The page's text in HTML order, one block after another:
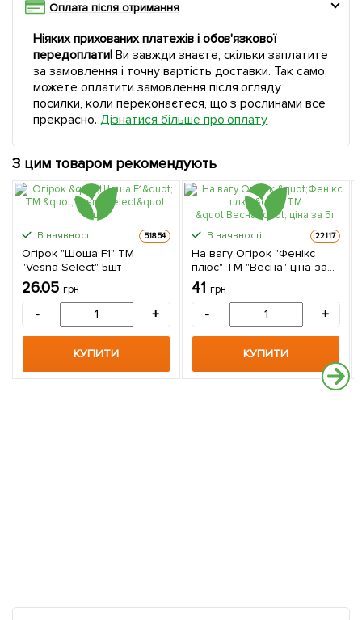
Оплата після отримання
Ніяких прихованих платежів і обов'язкової
передоплати!Ви завжди знаєте, скільки заплатите
за замовлення і точну вартість доставки. Так само,
можете оплатити замовлення після огляду
посилки, коли переконаєтеся, що з рослинами все
прекрасно. Дізнатися більше про оплату
З цим товаром рекомендують
В наявності. 51854
Огірок "Шоша F1" ТМ
"Vesna Select" 5шт
26.05 грн
- +
КУПИТИ
В наявності. 22117
На вагу Огірок "Фенікс
плюс" ТМ "Весна" ціна за
5г
41 грн
- +
КУПИТИ